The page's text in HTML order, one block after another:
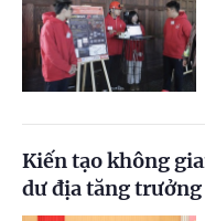
Kiến tạo không
dư địa tăng